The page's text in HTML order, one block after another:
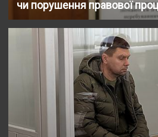
чи порушення правової